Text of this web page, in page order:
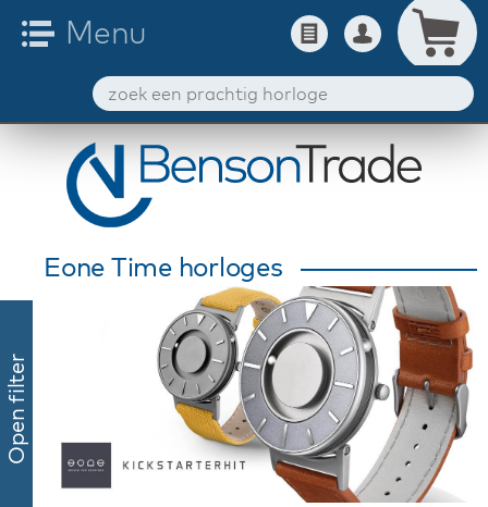
Open filter
Eone Time horloges